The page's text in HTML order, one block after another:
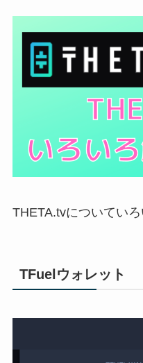
THETA.tvについてい
TFuelウォレット